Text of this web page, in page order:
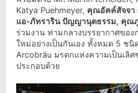
Katya Puehmeyer, คุณอัคค์สัจจ
แอ-ภัทราริน ปัญญานุตธรรม, คุณ
ร่วมงาน ท่ามกลางบรรยากาศของ
ใหม่อย่างเป็นกันเอง ทั้งหมด 5 ช
Arcobräu มรดกแห่งความเป็นเลิศ
ประกอบด้วย